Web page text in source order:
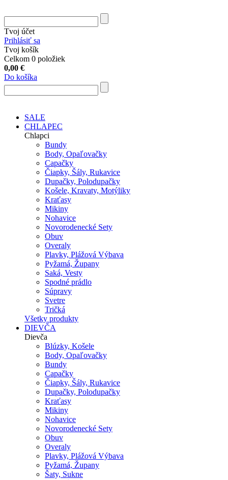
Tvoj účet
Prihlásiť sa
Tvoj košík
Celkom 0 položiek
0,00 €
Do košíka
SALE
CHLAPEC
Chlapci
Bundy
Body, Opaľovačky
Capačky
Čiapky, Šály, Rukavice
Dupačky, Polodupačky
Košele, Kravaty, Motýliky
Kraťasy
Mikiny
Nohavice
Novorodenecké Sety
Obuv
Overaly
Plavky, Plážová Výbava
Pyžamá, Župany
Saká, Vesty
Spodné prádlo
Súpravy
Svetre
Tričká
Všetky produkty
DIEVČA
Dievča
Blúzky, Košele
Body, Opaľovačky
Bundy
Capačky
Čiapky, Šály, Rukavice
Dupačky, Polodupačky
Kraťasy
Mikiny
Nohavice
Novorodenecké Sety
Obuv
Overaly
Plavky, Plážová Výbava
Pyžamá, Župany
Šaty, Sukne